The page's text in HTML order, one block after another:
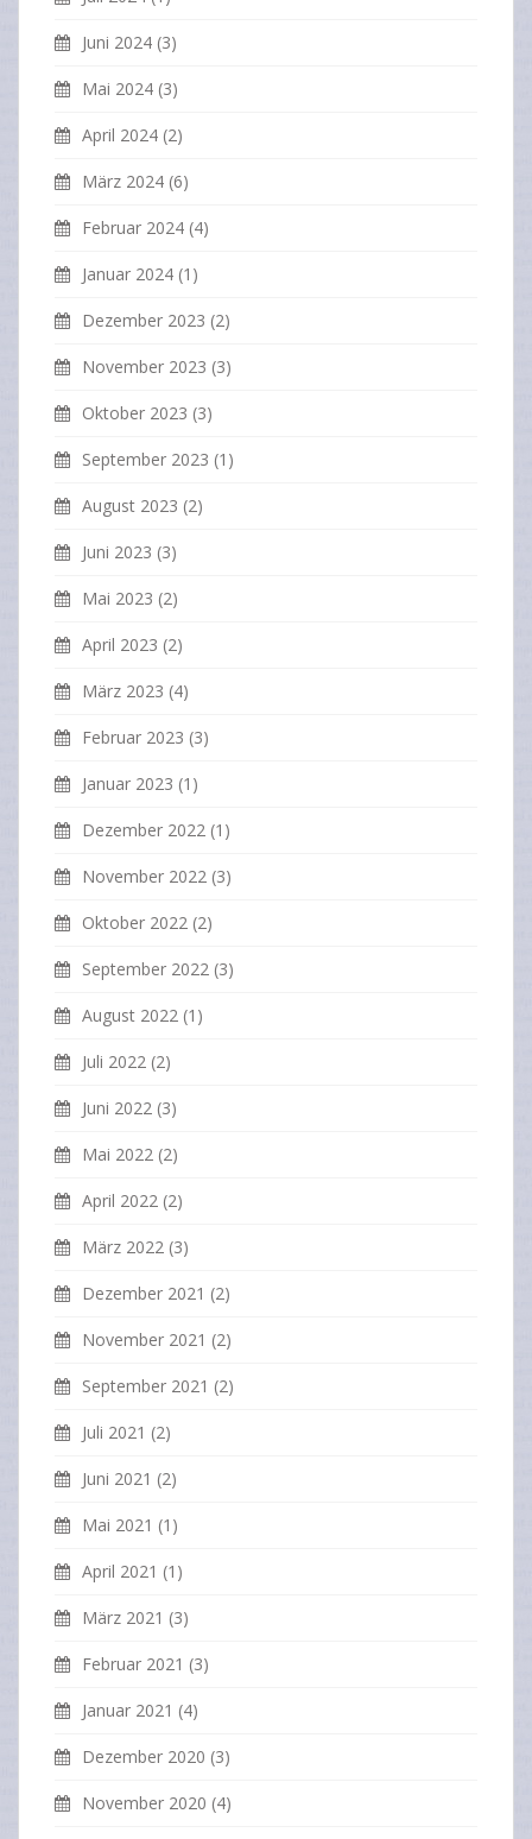
Juni 2024 (3)
Mai 2024 (3)
April 2024 (2)
März 2024 (6)
Februar 2024 (4)
Januar 2024 (1)
Dezember 2023 (2)
November 2023 (3)
Oktober 2023 (3)
September 2023 (1)
August 2023 (2)
Juni 2023 (3)
Mai 2023 (2)
April 2023 (2)
März 2023 (4)
Februar 2023 (3)
Januar 2023 (1)
Dezember 2022 (1)
November 2022 (3)
Oktober 2022 (2)
September 2022 (3)
August 2022 (1)
Juli 2022 (2)
Juni 2022 (3)
Mai 2022 (2)
April 2022 (2)
März 2022 (3)
Dezember 2021 (2)
November 2021 (2)
September 2021 (2)
Juli 2021 (2)
Juni 2021 (2)
Mai 2021 (1)
April 2021 (1)
März 2021 (3)
Februar 2021 (3)
Januar 2021 (4)
Dezember 2020 (3)
November 2020 (4)